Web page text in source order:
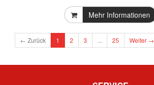
Mehr Informationen
← Zurück 1 2 3 ... 25 Weiter →